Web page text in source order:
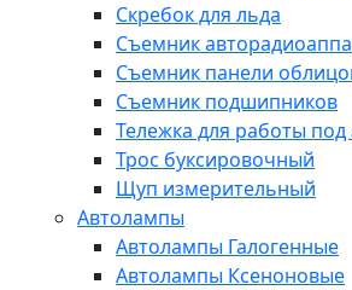
Скребок для льда
Съемник
Съемник панели
Съемник подшипников
Тележка для работы
Трос буксировочный
Щуп измерительный
Автолампы
Автолампы Галогенные
Автолампы Ксеноновые